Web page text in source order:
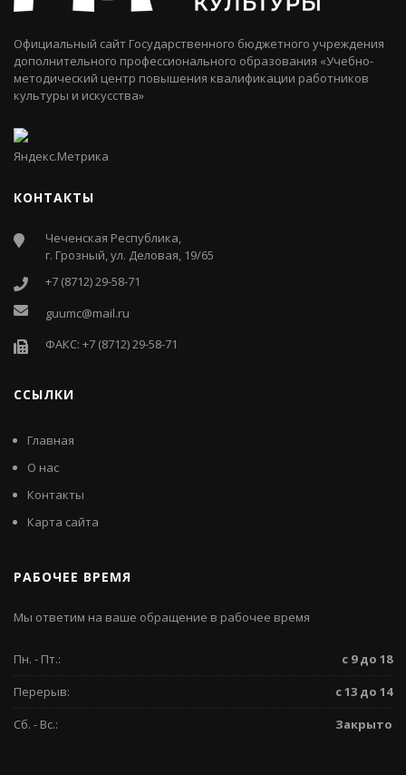
Официальный сайт Государственного бюджетного учреждения
дополнительного профессионального образования «Учебно-
методический центр повышения квалификации работников
культуры и искусства»
КОНТАКТЫ
Чеченская Республика,
г. Грозный, ул. Деловая, 19/65
+7 (8712) 29-58-71
guumc@mail.ru
ФАКС: +7 (8712) 29-58-71
ССЫЛКИ
Главная
О нас
Контакты
Карта сайта
РАБОЧЕЕ ВРЕМЯ
Мы ответим на ваше обращение в рабочее время
Пн. - Пт.:
с 9 до 18
Перерыв:
с 13 до 14
Сб. - Вс.:
Закрыто